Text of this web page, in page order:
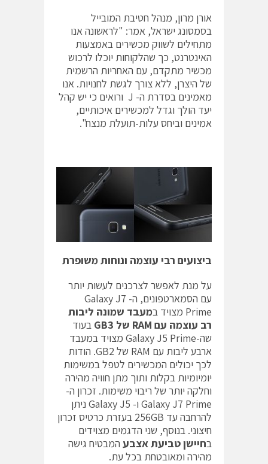
אורן מרון, מנהל חטיבת המובייל
בסמסונג ישראל, אמר: "לראשונה אנו
מתחילים לשווק מכשירים באמצעות
האינטרנט, כך שהלקוחות יוכלו לרכוש
מכשיר מתקדם, עם האחריות הרשמית
של היצרן, ללא צורך לגשת לחנויות. אנו
מאמינים בסדרת ה- J ורואים כי יש קהל
יעד הולך וגדל למכשירים איכותיים,
אמינים וביחס עלות-תועלת מנצח".
ביצועים רבי עוצמה ונוחות משופרת
על מנת לאפשר לצרכנים לעשות יותר
עם הסמארטפונים, ה- Galaxy J7
Prime מצויד ב
מעבד שמונה ליבות
רב עוצמה עם RAM של GB3
בעוד
שה-Galaxy J5 Prime מצויד במעבד
ארבע ליבות עם RAM של GB2. הודות
לכך יכולים המכשירים לטפל במשימות
יומיומיות בקלות ותוך מתן חוויה מהירה
וחלקה יותר של ריבוי משימות. זכרון ה-
Galaxy J7 Prime ו- Galaxy J5 ניתן
להרחבה עד 256GB בעזרת כרטיס זכרון
חיצוני. בנוסף, שני הדגמים מצוידים
בחיישן טביעת אצבע המבטיח גישה
מהירה ומאובטחת בכל עת.